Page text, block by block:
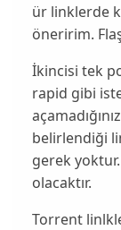
ür linklerde
öneririm.
İkincisi tek
rapid gibi
belirlendiği
gerek
olacaktır.
Torrent